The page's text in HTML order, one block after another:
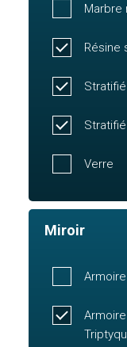
Marbre
Résine
Stratifié
Verre
Miroir